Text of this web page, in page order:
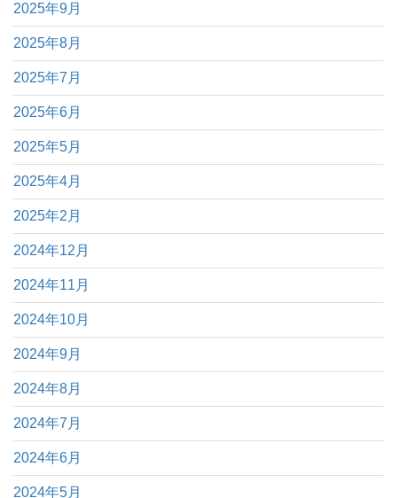
2025年9月
2025年8月
2025年7月
2025年6月
2025年5月
2025年4月
2025年2月
2024年12月
2024年11月
2024年10月
2024年9月
2024年8月
2024年7月
2024年6月
2024年5月